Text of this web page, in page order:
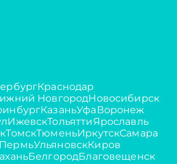
Краснодар
НовгородНовосибирск
КазаньУфаВоронеж
ИжевскТольяттиЯрославль
ТомскТюменьИркутскСамара
ПермьУльяновскКиров
БелгородБлаговещенск